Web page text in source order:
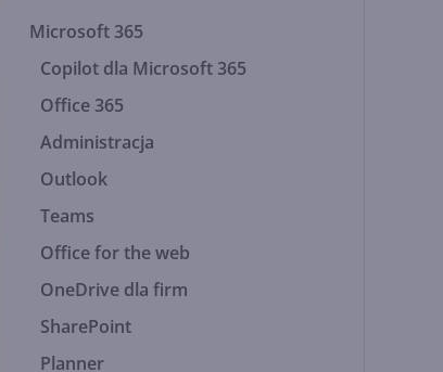
Microsoft 365
Copilot dla Microsoft 365
Office 365
Administracja
Outlook
Teams
Office for the web
OneDrive dla firm
SharePoint
Planner